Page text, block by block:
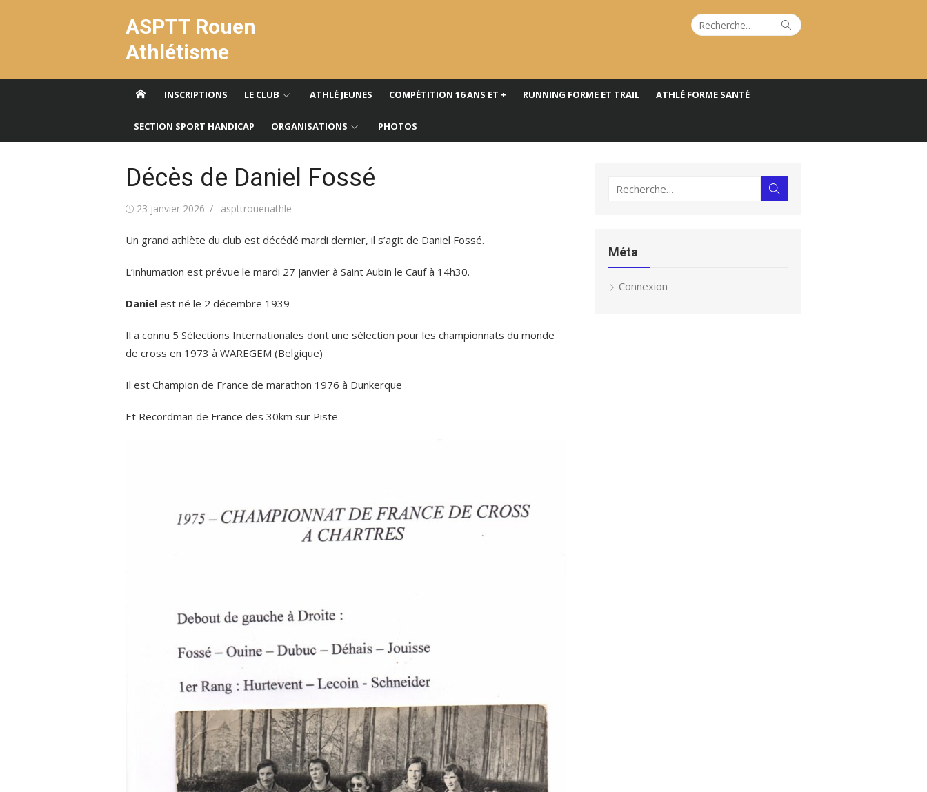
ASPTT Rouen
Athlétisme
Recherche
pour :
Rechercher
INSCRIPTIONS LE CLUB ATHLÉ JEUNES COMPÉTITION 16 ANS ET + RUNNING FORME ET TRAIL ATHLÉ FORME SANTÉ
SECTION SPORT HANDICAP ORGANISATIONS PHOTOS
Décès de Daniel Fossé
Publié23 janvier 2026 Auteur/autrice
aspttrouenathle
Un grand athlète du club est décédé mardi dernier, il s’agit de Daniel Fossé.
L’inhumation est prévue le mardi 27 janvier à Saint Aubin le Cauf à 14h30.
Daniel est né le 2 décembre 1939
Il a connu 5 Sélections Internationales dont une sélection pour les championnats du monde
de cross en 1973 à WAREGEM (Belgique)
Il est Champion de France de marathon 1976 à Dunkerque
Et Recordman de France des 30km sur Piste
Recherche
Méta
Connexion